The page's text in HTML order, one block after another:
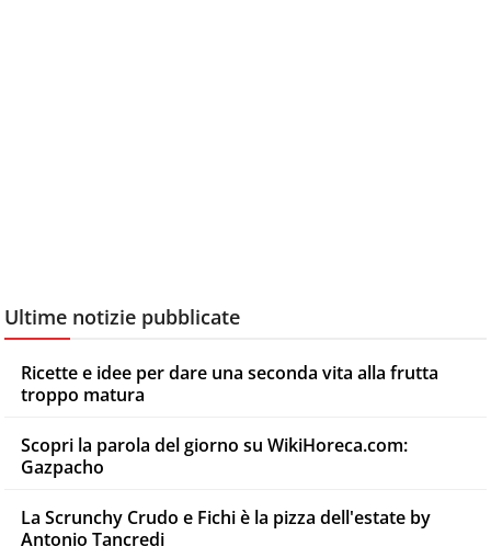
Ultime notizie pubblicate
Ricette e idee per dare una seconda vita alla frutta
troppo matura
Scopri la parola del giorno su WikiHoreca.com:
Gazpacho
La Scrunchy Crudo e Fichi è la pizza dell'estate by
Antonio Tancredi